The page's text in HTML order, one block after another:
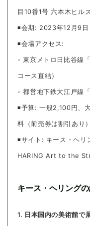
目10番1号 六本木ヒル
◾️会期: 2023年12月9
◾️会場アクセス:
- 東京メトロ日比谷線
コース直結）
- 都営地下鉄大江戸線
◾️予算: 一般2,100円、
料（前売券は割引あり）
◾️サイト: キース・ヘ
HARING Art to the
キース・ヘリング
1. 日本国内の美術館で